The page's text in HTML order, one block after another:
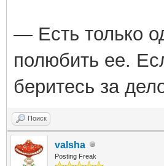
— Есть только
полюбить ее.
беритесь за
Поиск
valsha
Posting Freak